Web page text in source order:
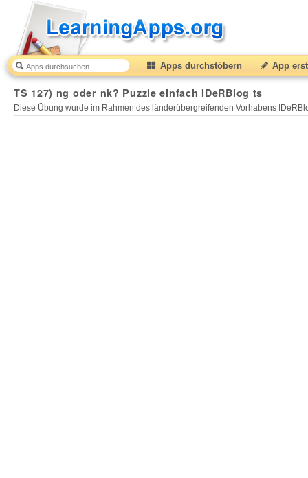
Apps durchstöbern App
TS 127) ng oder nk? Puzzle einfach IDeRBlog ts
Diese Übung wurde im Rahmen des länderübergreifenden Vorhabens